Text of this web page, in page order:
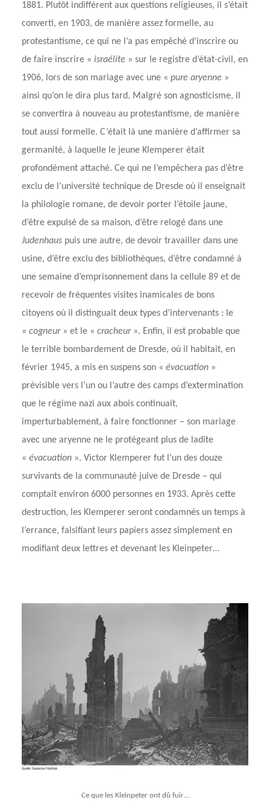
1881. Plutôt indifférent aux questions religieuses, il s’était
converti, en 1903, de manière assez formelle, au
protestantisme, ce qui ne l’a pas empêché d’inscrire ou
de faire inscrire « israélite » sur le registre d’état-civil, en
1906, lors de son mariage avec une « pure aryenne »
ainsi qu’on le dira plus tard. Malgré son agnosticisme, il
se convertira à nouveau au protestantisme, de manière
tout aussi formelle. C’était là une manière d’affirmer sa
germanité, à laquelle le jeune Klemperer était
profondément attaché. Ce qui ne l’empêchera pas d’être
exclu de l’université technique de Dresde où il enseignait
la philologie romane, de devoir porter l’étoile jaune,
d’être expulsé de sa maison, d’être relogé dans une
Judenhaus puis une autre, de devoir travailler dans une
usine, d’être exclu des bibliothèques, d’être condamné à
une semaine d’emprisonnement dans la cellule 89 et de
recevoir de fréquentes visites inamicales de bons
citoyens où il distinguait deux types d’intervenants : le
« cogneur» et le « cracheur». Enfin, il est probable que
le terrible bombardement de Dresde, où il habitait, en
février 1945, a mis en suspens son « évacuation»
prévisible vers l’un ou l’autre des camps d’extermination
que le régime nazi aux abois continuait,
imperturbablement, à faire fonctionner – son mariage
avec une aryenne ne le protégeant plus de ladite
« évacuation». Victor Klemperer fut l’un des douze
survivants de la communauté juive de Dresde – qui
comptait environ 6000 personnes en 1933. Après cette
destruction, les Klemperer seront condamnés un temps à
l’errance, falsifiant leurs papiers assez simplement en
modifiant deux lettres et devenant les Kleinpeter…
Ce que les Kleinpeter ont dû fuir…